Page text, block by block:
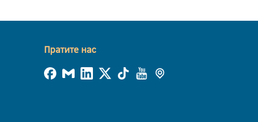
Пратите нас